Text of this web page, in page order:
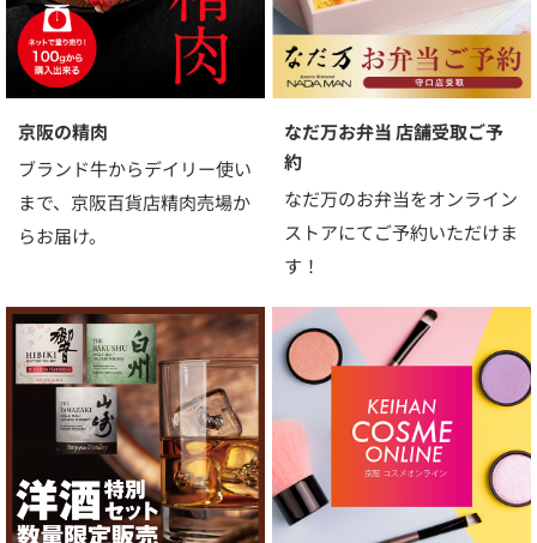
京阪の精肉
ブランド牛からデイリー使い
まで、京阪百貨店精肉売場か
らお届け。
なだ万お弁当 店舗受取ご予
約
なだ万のお弁当をオンライン
ストアにてご予約いただけま
す！